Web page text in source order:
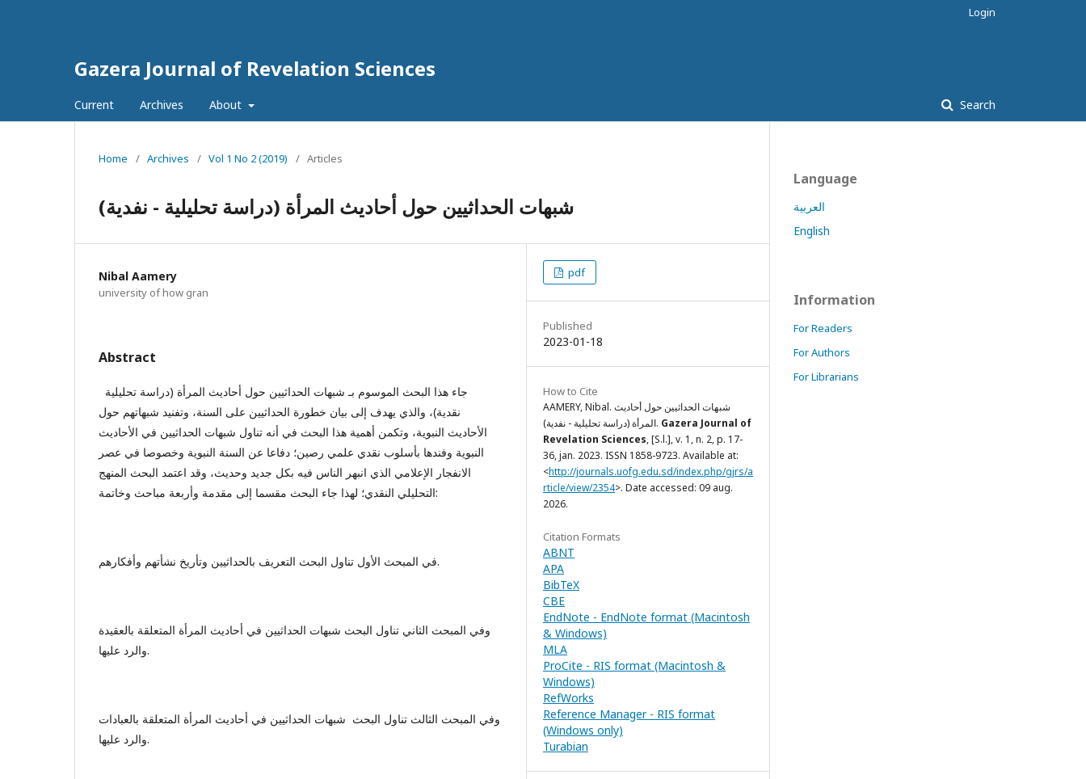
Gazera Journal of Revelation Sciences
Current Archives About Search
Login
Home / Archives / Vol 1 No 2 (2019) / Articles
شبهات الحداثيين حول أحاديث المرأة (دراسة تحليلية - نفدية)
Nibal Aamery
university of how gran
Abstract
نقدية)، والذي يهدف إلى بيان خطورة الحداثيين على السنة، وتفنيد شبهاتهم حول
الأحاديث النبوية، وتكمن أهمية هذا البحث في أنه تناول شبهات الحداثيين في الأحاديث
النبوية وفندها بأسلوب نقدي علمي رصين؛ دفاعا عن السنة النبوية وخصوصا في عصر
الانفجار الإعلامي الذي انبهر الناس فيه بكل جديد وحديث، وقد اعتمد البحث المنهج
التحليلي النقدي؛ لهذا جاء البحث مقسما إلى مقدمة وأربعة مباحث وخاتمة:
في المبحث الأول تناول البحث التعريف بالحداثيين وتأريخ نشأتهم وأفكارهم.
وفي المبحث الثاني تناول البحث شبهات الحداثيين في أحاديث المرأة المتعلقة بالعقيدة
والرد عليها.
وفي المبحث الثالث تناول البحث شبهات الحداثيين في أحاديث المرأة المتعلقة بالعبادات
والرد عليها.
pdf
Published
2023-01-18
How to Cite
AAMERY, Nibal. شبهات الحداثيين حول أحاديث
المرأة (دراسة تحليلية - نفدية). Gazera Journal of
Revelation Sciences, [S.l.], v. 1, n. 2, p. 17-
36, jan. 2023. ISSN 1858-9723. Available at:
<http://journals.uofg.edu.sd/index.php/gjrs/a
rticle/view/2354>. Date accessed: 09 aug.
2026.
Citation Formats
ABNT
APA
BibTeX
CBE
EndNote - EndNote format (Macintosh
& Windows)
MLA
ProCite - RIS format (Macintosh &
Windows)
RefWorks
Reference Manager - RIS format
(Windows only)
Turabian
Language
العربية
English
Information
For Readers
For Authors
For Librarians